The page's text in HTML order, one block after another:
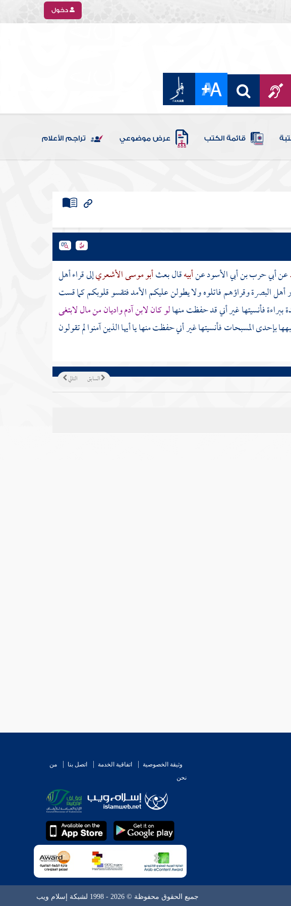
دخول
قائمة الكتب عرض موضوعي تراجم الأعلام
عنأبي حرب بن أبي الأسودعنأبيهقال بعثأبو موسى الأشعريإلى قراء أهل
أهلالبصرةوقراؤهم فاتلوه ولا يطولن عليكم الأمد فتقسو قلوبكم كما قست
فأنسيتها غير أني قد حفظت منهالو كان لابنآدمواديان من مال لابتغى
بإحدى المسبحات فأنسيتها غير أني حفظت منها يا أيها الذين آمنوا لم تقولون
التالي السابق
وثيقة الخصوصية اتفاقية الخدمة اتصل بنا
من
نحن
جميع الحقوق محفوظة © 2026 - 1998 لشبكة إسلام ويب